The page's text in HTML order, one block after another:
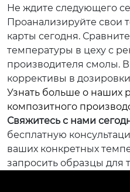
Не ждите следующего
Проанализируйте свои
карты сегодня.
температуры в цеху с
производителя смолы.
коррективы в
Узнать больше о наших
композитного
Свяжитесь с нами
бесплатную
ваших конкретных
запросить образцы для